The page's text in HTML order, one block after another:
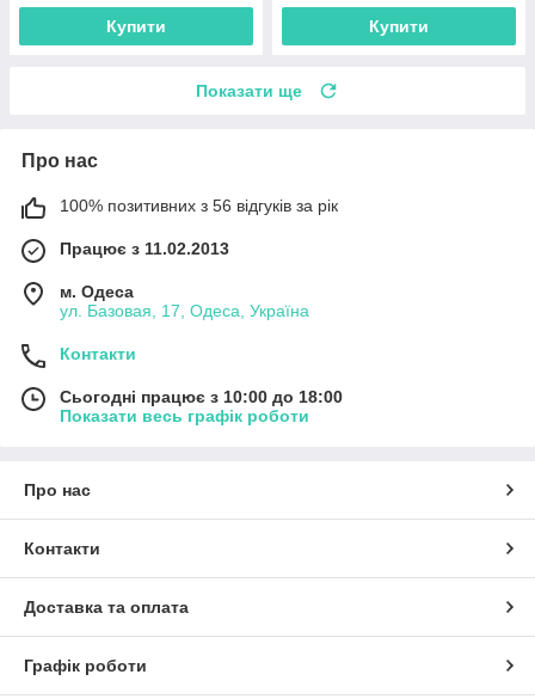
Купити Купити
Показати ще
Про нас
100% позитивних з 56 відгуків за рік
Працює з 11.02.2013
м. Одеса
ул. Базовая, 17, Одеса, Україна
Контакти
Сьогодні працює з 10:00 до 18:00
Показати весь графік роботи
Про нас
Контакти
Доставка та оплата
Графік роботи